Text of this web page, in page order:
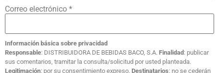
Correo electrónico *
Información básica sobre privacidad
Responsable: DISTRIBUIDORA DE BEBIDAS BACO, S.A. Finalidad : publicar
sus comentarios, tramitar la consulta/solicitud por usted planteada.
Legitimación: por su consentimiento expreso. Destinatarios: no se cederán